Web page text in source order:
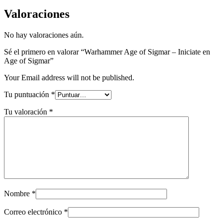
Valoraciones
No hay valoraciones aún.
Sé el primero en valorar “Warhammer Age of Sigmar – Iniciate en
Age of Sigmar”
Your Email address will not be published.
Tu puntuación *
Tu valoración *
Nombre *
Correo electrónico *